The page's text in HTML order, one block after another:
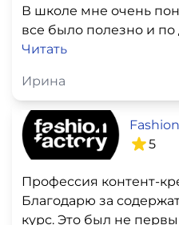
В школе мне очень
все было полезно и по
Читать
Ирина
5
Профессия контент-
Благодарю за
курс. Это был не